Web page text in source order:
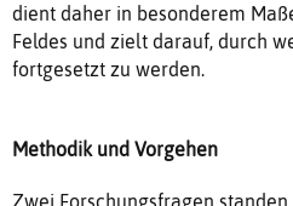
dient daher in besonderem
Feldes und zielt darauf, durch
fortgesetzt zu werden.
Methodik und Vorgehen
Zwei Forschungsfragen